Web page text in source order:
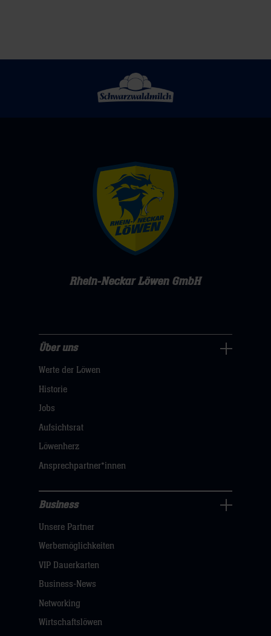
Rhein-Neckar Löwen GmbH
uns
Navigation
öffnen,
hier
Über uns
Werte der Löwen
Historie
Jobs
Aufsichtsrat
Löwenherz
Ansprechpartner*innen
Navigation
öffnen,
dann
klicken
Business
Unsere Partner
Werbemöglichkeiten
VIP Dauerkarten
Business-News
Networking
Wirtschaftslöwen